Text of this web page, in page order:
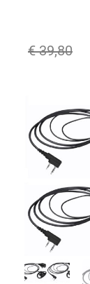
€39,80